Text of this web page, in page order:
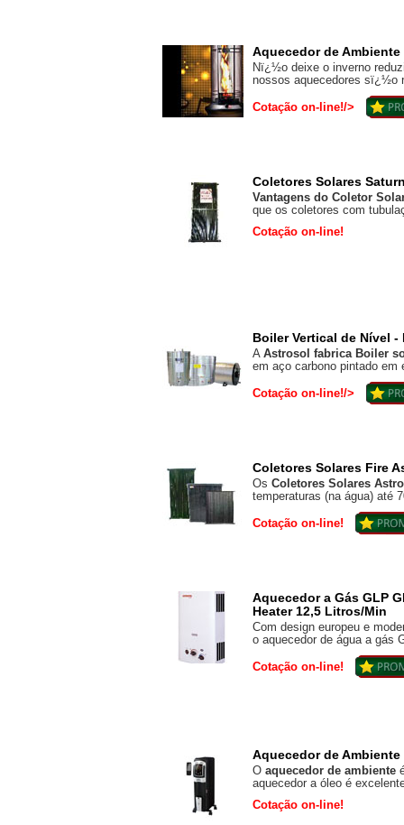
Aquecedor de
Nï¿½o deixe o inverno
nossos aquecedores sï¿½o
Cotação on-line!/>
Coletores Solares
Vantagens do Coletor
que os coletores com
Cotação on-line!
Boiler Vertical de Nível -
A Astrosol fabrica Boiler
em aço carbono pintado em
Cotação on-line!/>
Coletores Solares Fire
Os Coletores Solares
temperaturas (na água) até
Cotação on-line!
Aquecedor a Gás GLP
Heater 12,5 Litros/Min
Com design europeu e
o aquecedor de água a gás
Cotação on-line!
Aquecedor de Ambiente
O aquecedor de ambiente
aquecedor a óleo é
Cotação on-line!